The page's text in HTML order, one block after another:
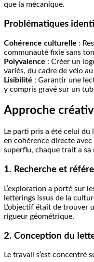
que la mécanique.
Problématiques
Cohérence culturelle :
communauté fixie sans
Polyvalence : Créer un
variés, du cadre de vélo
Lisibilité : Garantir une
y compris gravé sur un
Approche
Le parti pris a été celui
en cohérence directe
superflu, chaque trait a sa
1. Recherche et
L’exploration a porté sur
letterings issus de la
L’objectif était de trouver
rigueur géométrique.
2. Conception du
Le travail s’est concentré